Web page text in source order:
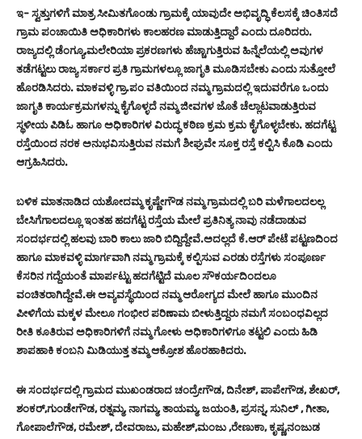
ಇ- ಸ್ವತ್ತುಗಳಿಗೆ ಮಾತ್ರ ಸೀಮಿತಗೊಂಡು ಗ್ರಾಮಕ್ಕೆ ಯಾವುದೇ ಅಭಿವೃದ್ಧಿ ಕೆಲಸಕ್ಕೆ ಚಿಂತಿಸದೆ
ಗ್ರಾಮ ಪಂಚಾಯಿತಿ ಅಧಿಕಾರಿಗಳು ಕಾಲಹರಣ ಮಾಡುತ್ತಿದ್ದಾರೆ ಎಂದು ದೂರಿದರು.
ರಾಜ್ಯದಲ್ಲಿ ಡೆಂಗ್ಯೂ,ಮಲೇರಿಯಾ ಪ್ರಕರಣಗಳು ಹೆಚ್ಚಾಗುತ್ತಿರುವ ಹಿನ್ನೆಲೆಯಲ್ಲಿ ಅವುಗಳ
ತಡೆಗಟ್ಟಲು ರಾಜ್ಯ ಸರ್ಕಾರ ಪ್ರತಿ ಗ್ರಾಮಗಳಲ್ಲೂ ಜಾಗೃತಿ ಮೂಡಿಸಬೇಕು ಎಂದು ಸುತ್ತೋಲೆ
ಹೊರಡಿಸಿದರು. ಮಾಕವಳ್ಳಿ ಗ್ರಾ.ಪಂ ವತಿಯಿಂದ ನಮ್ಮ ಗ್ರಾಮದಲ್ಲಿ ಇದುವರೆಗೂ ಒಂದು
ಜಾಗೃತಿ ಕಾರ್ಯಕ್ರಮಗಳನ್ನು ಕೈಗೊಳ್ಳದೆ ನಮ್ಮ ಜೀವಗಳ ಜೊತೆ ಚೆಲ್ಲಾಟವಾಡುತ್ತಿರುವ
ಸ್ಥಳೀಯ ಪಿಡಿಓ ಹಾಗೂ ಅಧಿಕಾರಿಗಳ ವಿರುದ್ಧ ಕಠಿಣ ಕ್ರಮ ಕ್ರಮ ಕೈಗೊಳ್ಳಬೇಕು. ಹದಗೆಟ್ಟ
ರಸ್ತೆಯಿಂದ ನರಕ ಅನುಭವಿಸುತ್ತಿರುವ ನಮಗೆ ಶೀಘ್ರವೇ ಸೂಕ್ತ ರಸ್ತೆ ಕಲ್ಪಿಸಿ ಕೊಡಿ ಎಂದು
ಆಗ್ರಹಿಸಿದರು.
ಬಳಿಕ ಮಾತನಾಡಿದ ಯಶೋದಮ್ಮ ಕೃಷ್ಣೇಗೌಡ ನಮ್ಮ ಗ್ರಾಮದಲ್ಲಿ ಬರಿ ಮಳೆಗಾಲದಲಲ್ಲ
ಬೇಸಿಗೆಗಾಲದಲ್ಲೂ ಇಂತಹ ಹದಗೆಟ್ಟ ರಸ್ತೆಯ ಮೇಲೆ ಪ್ರತಿನಿತ್ಯ ನಾವು ನಡೆದಾಡುವ
ಸಂದರ್ಭದಲ್ಲಿ ಹಲವು ಬಾರಿ ಕಾಲು ಜಾರಿ ಬಿದ್ದಿದ್ದೇವೆ.ಅದಲ್ಲದೆ ಕೆ.ಆರ್ ಪೇಟೆ ಪಟ್ಟಣದಿಂದ
ಹಾಗೂ ಮಾಕವಳ್ಳಿ ಮಾರ್ಗವಾಗಿ ನಮ್ಮ ಗ್ರಾಮಕ್ಕೆ ಕಲ್ಪಿಸುವ ಎರಡು ರಸ್ತೆಗಳು ಸಂಪೂರ್ಣ
ಕೆಸರಿನ ಗದ್ದೆಯಂತೆ ಮಾರ್ಪಟ್ಟು ಹದಗೆಟ್ಟಿದೆ ಮೂಲ ಸೌಕರ್ಯದಿಂದಲೂ
ವಂಚಿತರಾಗಿದ್ದೇವೆ.ಈ ಅವ್ಯವಸ್ಥೆಯಿಂದ ನಮ್ಮ ಆರೋಗ್ಯದ ಮೇಲೆ ಹಾಗೂ ಮುಂದಿನ
ಪೀಳಿಗೆಯ ಮಕ್ಕಳ ಮೇಲೂ ಗಂಭೀರ ಪರಿಣಾಮ ಬೀಳುತ್ತಿದ್ದರು ನಮಗೆ ಸಂಬಂಧವಿಲ್ಲದ
ರೀತಿ ಕೂತಿರುವ ಅಧಿಕಾರಿಗಳಿಗೆ ನಮ್ಮ ಗೋಳು ಅಧಿಕಾರಿಗಳಿಗೂ ತಟ್ಟಲಿ ಎಂದು ಹಿಡಿ
ಶಾಪಹಾಕಿ ಕಂಬನಿ ಮಿಡಿಯುತ್ತ ತಮ್ಮ ಆಕ್ರೋಶ ಹೊರಹಾಕಿದರು.
ಈ ಸಂದರ್ಭದಲ್ಲಿ ಗ್ರಾಮದ ಮುಖಂಡರಾದ ಚಂದ್ರೇಗೌಡ, ದಿನೇಶ್, ಪಾಪೇಗೌಡ, ಶೇಖರ್,
ಶಂಕರ್,ಗುಂಡೇಗೌಡ, ರತ್ನಮ್ಮ, ನಾಗಮ್ಮ, ತಾಯಮ್ಮ, ಜಯಂತಿ, ಪ್ರಸನ್ನ, ಸುನಿಲ್ , ಗೀತಾ,
ಗೋಪಾಲೆಗೌಡ, ರಮೇಶ್, ದೇವರಾಜು, ಮಹೇಶ್,ಮಂಜು ,ರೇಣುಕಾ, ಕೃಷ್ಣ,ನಂಜುಡ